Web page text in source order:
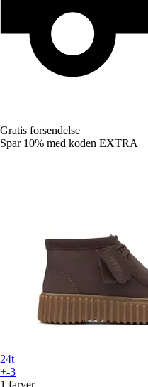
Gratis forsendelse
Spar 10% med koden EXTRA
24t
+-3
1 farver